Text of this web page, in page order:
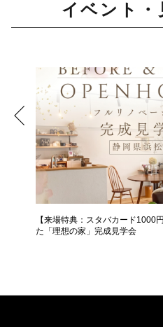
イベント・
【来場特典：スタバカード1000
た「理想の家」完成見学会